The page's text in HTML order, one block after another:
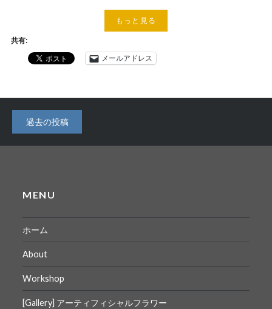
もっと見る
共有:
メールアドレス
投
稿
ゲ
ー
シ
ョ
ン
過去の投稿
MENU
ホーム
About
Workshop
[Gallery] アーティフィシャルフラワー